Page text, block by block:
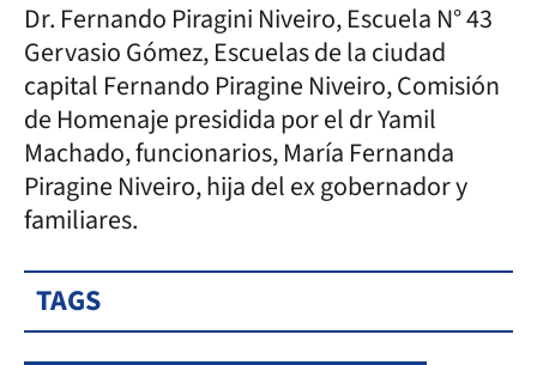
Dr. Fernando Piragini Niveiro, Escuela N° 43
Gervasio Gómez, Escuelas de la ciudad
capital Fernando Piragine Niveiro, Comisión
de Homenaje presidida por el dr Yamil
Machado, funcionarios, María Fernanda
Piragine Niveiro, hija del ex gobernador y
familiares.
TAGS